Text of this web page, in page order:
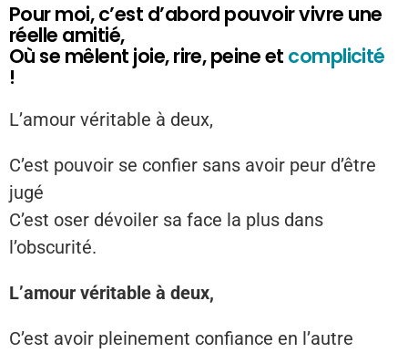
Pour moi, c’est d’abord pouvoir vivre une
réelle amitié,
Où se mêlent joie, rire, peine et complicité
!
L’amour véritable à deux,
C’est pouvoir se confier sans avoir peur d’être
jugé
C’est oser dévoiler sa face la plus dans
l’obscurité.
L’amour véritable à deux,
C’est avoir pleinement confiance en l’autre